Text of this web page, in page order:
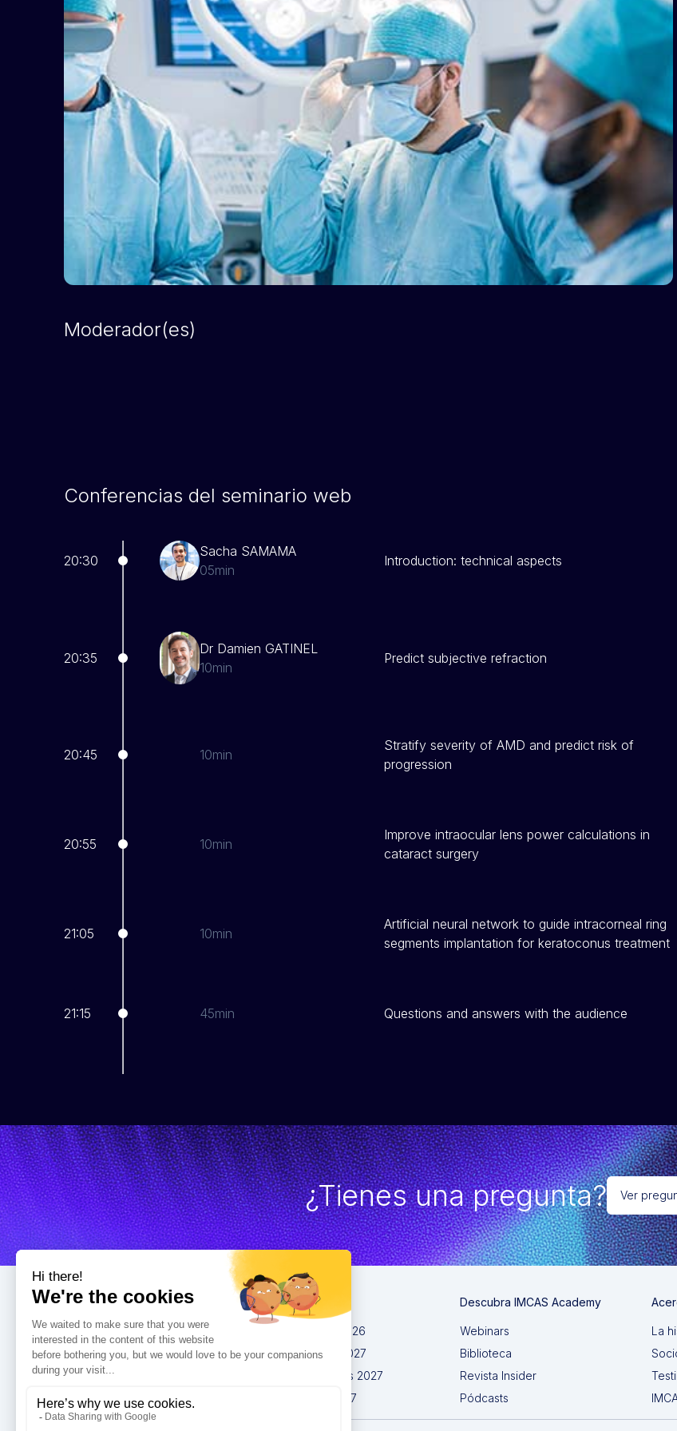
Moderador(es)
Conferencias del seminario web
20:30
Sacha SAMAMA
05min
Introduction: technical aspects
20:35
Dr Damien GATINEL
10min
Predict subjective refraction
20:45 10min
Stratify severity of AMD and predict risk of
progression
20:55 10min
Improve intraocular lens power calculations in
cataract surgery
21:05 10min
Artificial neural network to guide intracorneal ring
segments implantation for keratoconus treatment
21:15 45min Questions and answers with the audience
¿Tienes una pregunta? Ver
Congresos
IMCAS China 2026
IMCAS World 2027
IMCAS Americas 2027
IMCAS Asia 2027
Descubra IMCAS Academy
Webinars
Biblioteca
Revista Insider
Pódcasts
La